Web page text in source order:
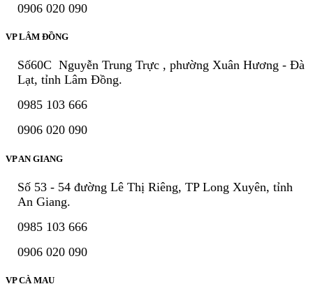
0906 020 090
VP LÂM ĐỒNG
Số60C Nguyễn Trung Trực , phường Xuân Hương - Đà
Lạt, tỉnh Lâm Đồng.
0985 103 666
0906 020 090
VP AN GIANG
Số 53 - 54 đường Lê Thị Riêng, TP Long Xuyên, tỉnh
An Giang.
0985 103 666
0906 020 090
VP CÀ MAU